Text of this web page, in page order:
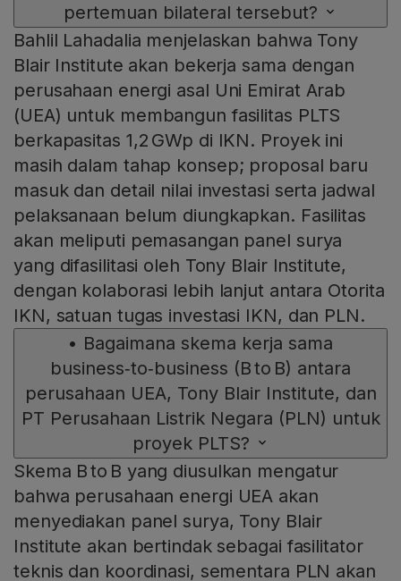
pertemuan bilateral tersebut?
Bahlil Lahadalia menjelaskan bahwa Tony
Blair Institute akan bekerja sama dengan
perusahaan energi asal Uni Emirat Arab
(UEA) untuk membangun fasilitas PLTS
berkapasitas 1,2 GWp di IKN. Proyek ini
masih dalam tahap konsep; proposal baru
masuk dan detail nilai investasi serta jadwal
pelaksanaan belum diungkapkan. Fasilitas
akan meliputi pemasangan panel surya
yang difasilitasi oleh Tony Blair Institute,
dengan kolaborasi lebih lanjut antara Otorita
IKN, satuan tugas investasi IKN, dan PLN.
• Bagaimana skema kerja sama
business‑to‑business (B to B) antara
perusahaan UEA, Tony Blair Institute, dan
PT Perusahaan Listrik Negara (PLN) untuk
proyek PLTS?
Skema B to B yang diusulkan mengatur
bahwa perusahaan energi UEA akan
menyediakan panel surya, Tony Blair
Institute akan bertindak sebagai fasilitator
teknis dan koordinasi, sementara PLN akan